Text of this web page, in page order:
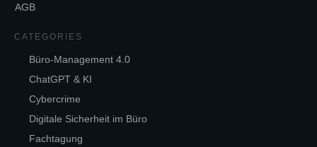
AGB
CATEGORIES
Büro-Management 4.0
ChatGPT & KI
Cybercrime
Digitale Sicherheit im Büro
Fachtagung